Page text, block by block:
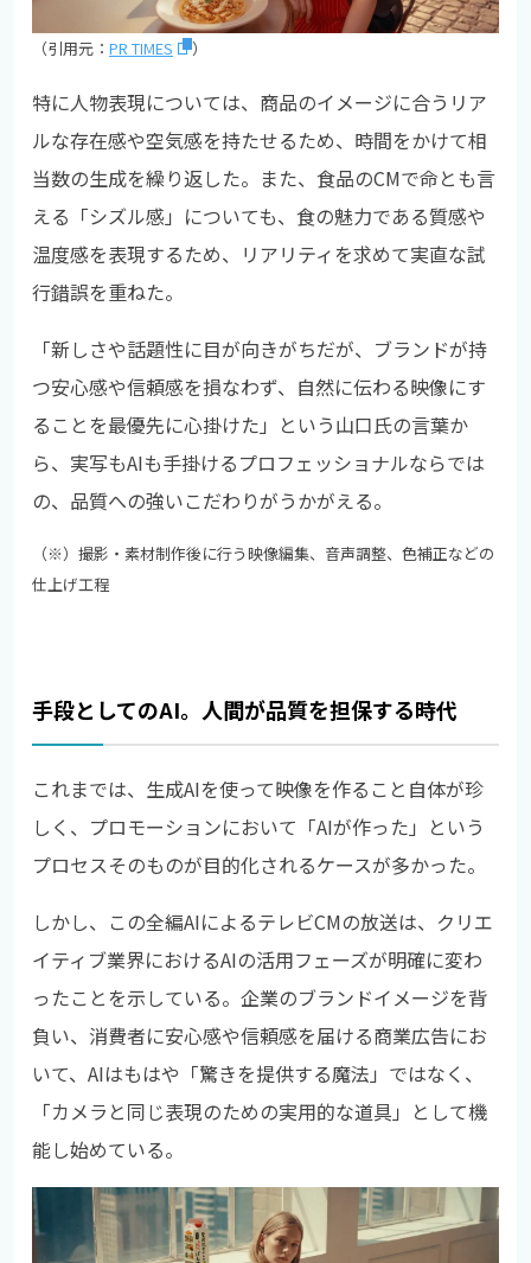
（引用元： PR TIMES ）
特に人物表現については、商品のイメージに合うリア
ルな存在感や空気感を持たせるため、時間をかけて相
当数の生成を繰り返した。また、食品のCMで命とも言
える「シズル感」についても、食の魅力である質感や
温度感を表現するため、リアリティを求めて実直な試
行錯誤を重ねた。
「新しさや話題性に目が向きがちだが、ブランドが持
つ安心感や信頼感を損なわず、自然に伝わる映像にす
ることを最優先に心掛けた」という山口氏の言葉か
ら、実写もAIも手掛けるプロフェッショナルならでは
の、品質への強いこだわりがうかがえる。
（※）撮影・素材制作後に行う映像編集、音声調整、色補正などの
仕上げ工程
手段としてのAI。人間が品質を担保する時代
これまでは、生成AIを使って映像を作ること自体が珍
しく、プロモーションにおいて「AIが作った」という
プロセスそのものが目的化されるケースが多かった。
しかし、この全編AIによるテレビCMの放送は、クリエ
イティブ業界におけるAIの活用フェーズが明確に変わ
ったことを示している。企業のブランドイメージを背
負い、消費者に安心感や信頼感を届ける商業広告にお
いて、AIはもはや「驚きを提供する魔法」ではなく、
「カメラと同じ表現のための実用的な道具」として機
能し始めている。